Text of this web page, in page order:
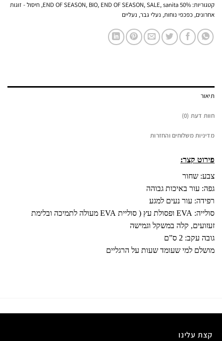
קטגוריות: 50% END OF SEASON
, BIO, END OF SEASON,SALE,sanita
, חיסול - זוגות
אחרונים, כפכפי נוחות, נעלי גבר, נעליים
תיאור
חוות דעת (0)
מדיניות משלוחים והחזרות
פירוט קצר:
צבע: שחור
גפה: עור באיכות גבוהה
רפידה: עור נעים למגע
סולייה: EVA ופסולת עץ ( סוליית EVA מעולה לתמיכה ובלימת
זעזועים, קלה במשקל וגמישה
גובה עקב: 2 ס”ם
מושלם למי שעומד שעות על הרגליים
קצת עלינו